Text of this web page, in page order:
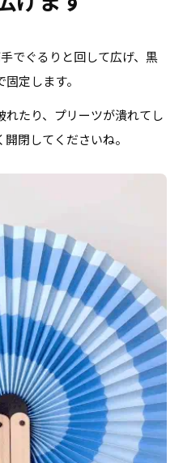
でぐるりと回して広げ、黒
定します。
たり、プリーツが潰れてし
閉してくださいね。